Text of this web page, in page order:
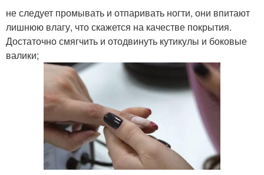
не следует промывать и отпаривать ногти, они впитают
лишнюю влагу, что скажется на качестве покрытия.
Достаточно смягчить и отодвинуть кутикулы и боковые
валики;